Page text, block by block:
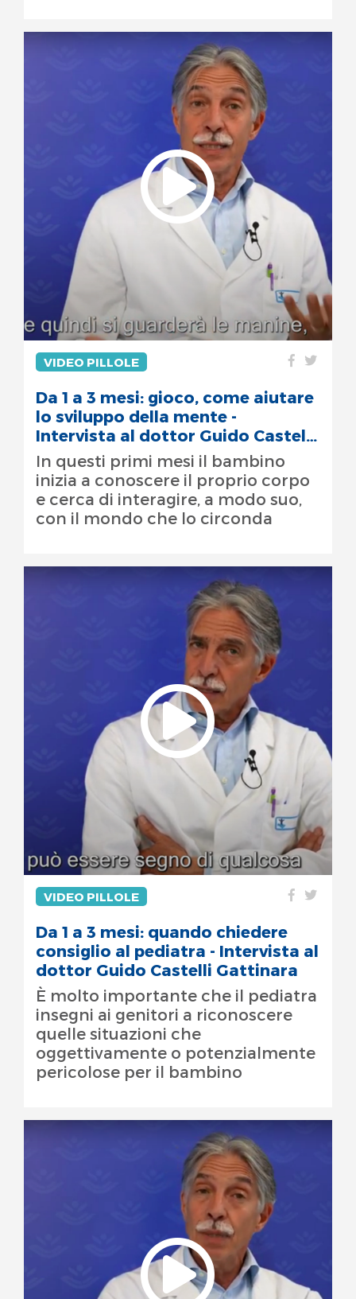
VIDEO PILLOLE
Da 1 a 3 mesi: gioco, come aiutare
lo sviluppo della mente -
Intervista al dottor Guido Castelli
Gattinara
In questi primi mesi il bambino
inizia a conoscere il proprio corpo
e cerca di interagire, a modo suo,
con il mondo che lo circonda
VIDEO PILLOLE
Da 1 a 3 mesi: quando chiedere
consiglio al pediatra - Intervista al
dottor Guido Castelli Gattinara
È molto importante che il pediatra
insegni ai genitori a riconoscere
quelle situazioni che
oggettivamente o potenzialmente
pericolose per il bambino